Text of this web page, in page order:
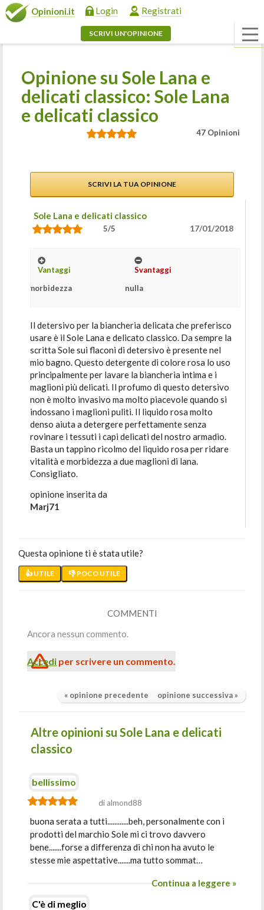
Opinioni.it Login Registrati
SCRIVI UN'OPINIONE
Opinione su Sole Lana e
delicati classico: Sole Lana
e delicati classico
47 Opinioni
SCRIVI LA TUA OPINIONE
Sole Lana e delicati classico
5/5 17/01/2018
Vantaggi
morbidezza
Svantaggi
nulla
Il detersivo per la biancheria delicata che preferisco
usare è il Sole Lana e delicato classico. Da sempre la
scritta Sole sui flaconi di detersivo è presente nel
mio bagno. Questo detergente di colore rosa lo uso
principalmente per lavare la biancheria intima e i
maglioni più delicati. Il profumo di questo detersivo
non è molto invasivo ma molto piacevole quando si
indossano i maglioni puliti. Il liquido rosa molto
denso aiuta a detergere perfettamente senza
rovinare i tessuti i capi delicati del nostro armadio.
Basta un tappino ricolmo del liquido rosa per ridare
vitalità e morbidezza a due maglioni di lana.
Consigliato.
opinione inserita da
Marj71
Questa opinione ti è stata utile?
👍 UTILE 👎 POCO UTILE
COMMENTI
Ancora nessun commento.
Accedi per scrivere un commento.
« opinione precedente opinione successiva »
Altre opinioni su Sole Lana e delicati
classico
bellissimo
di almond88
buona serata a tutti............beh, personalmente con i
prodotti del marchio Sole mi ci trovo davvero
bene.......forse a differenza di chi non ha avuto le
stesse mie aspettative.......ma tutto sommat…
Continua a leggere »
C'è di meglio